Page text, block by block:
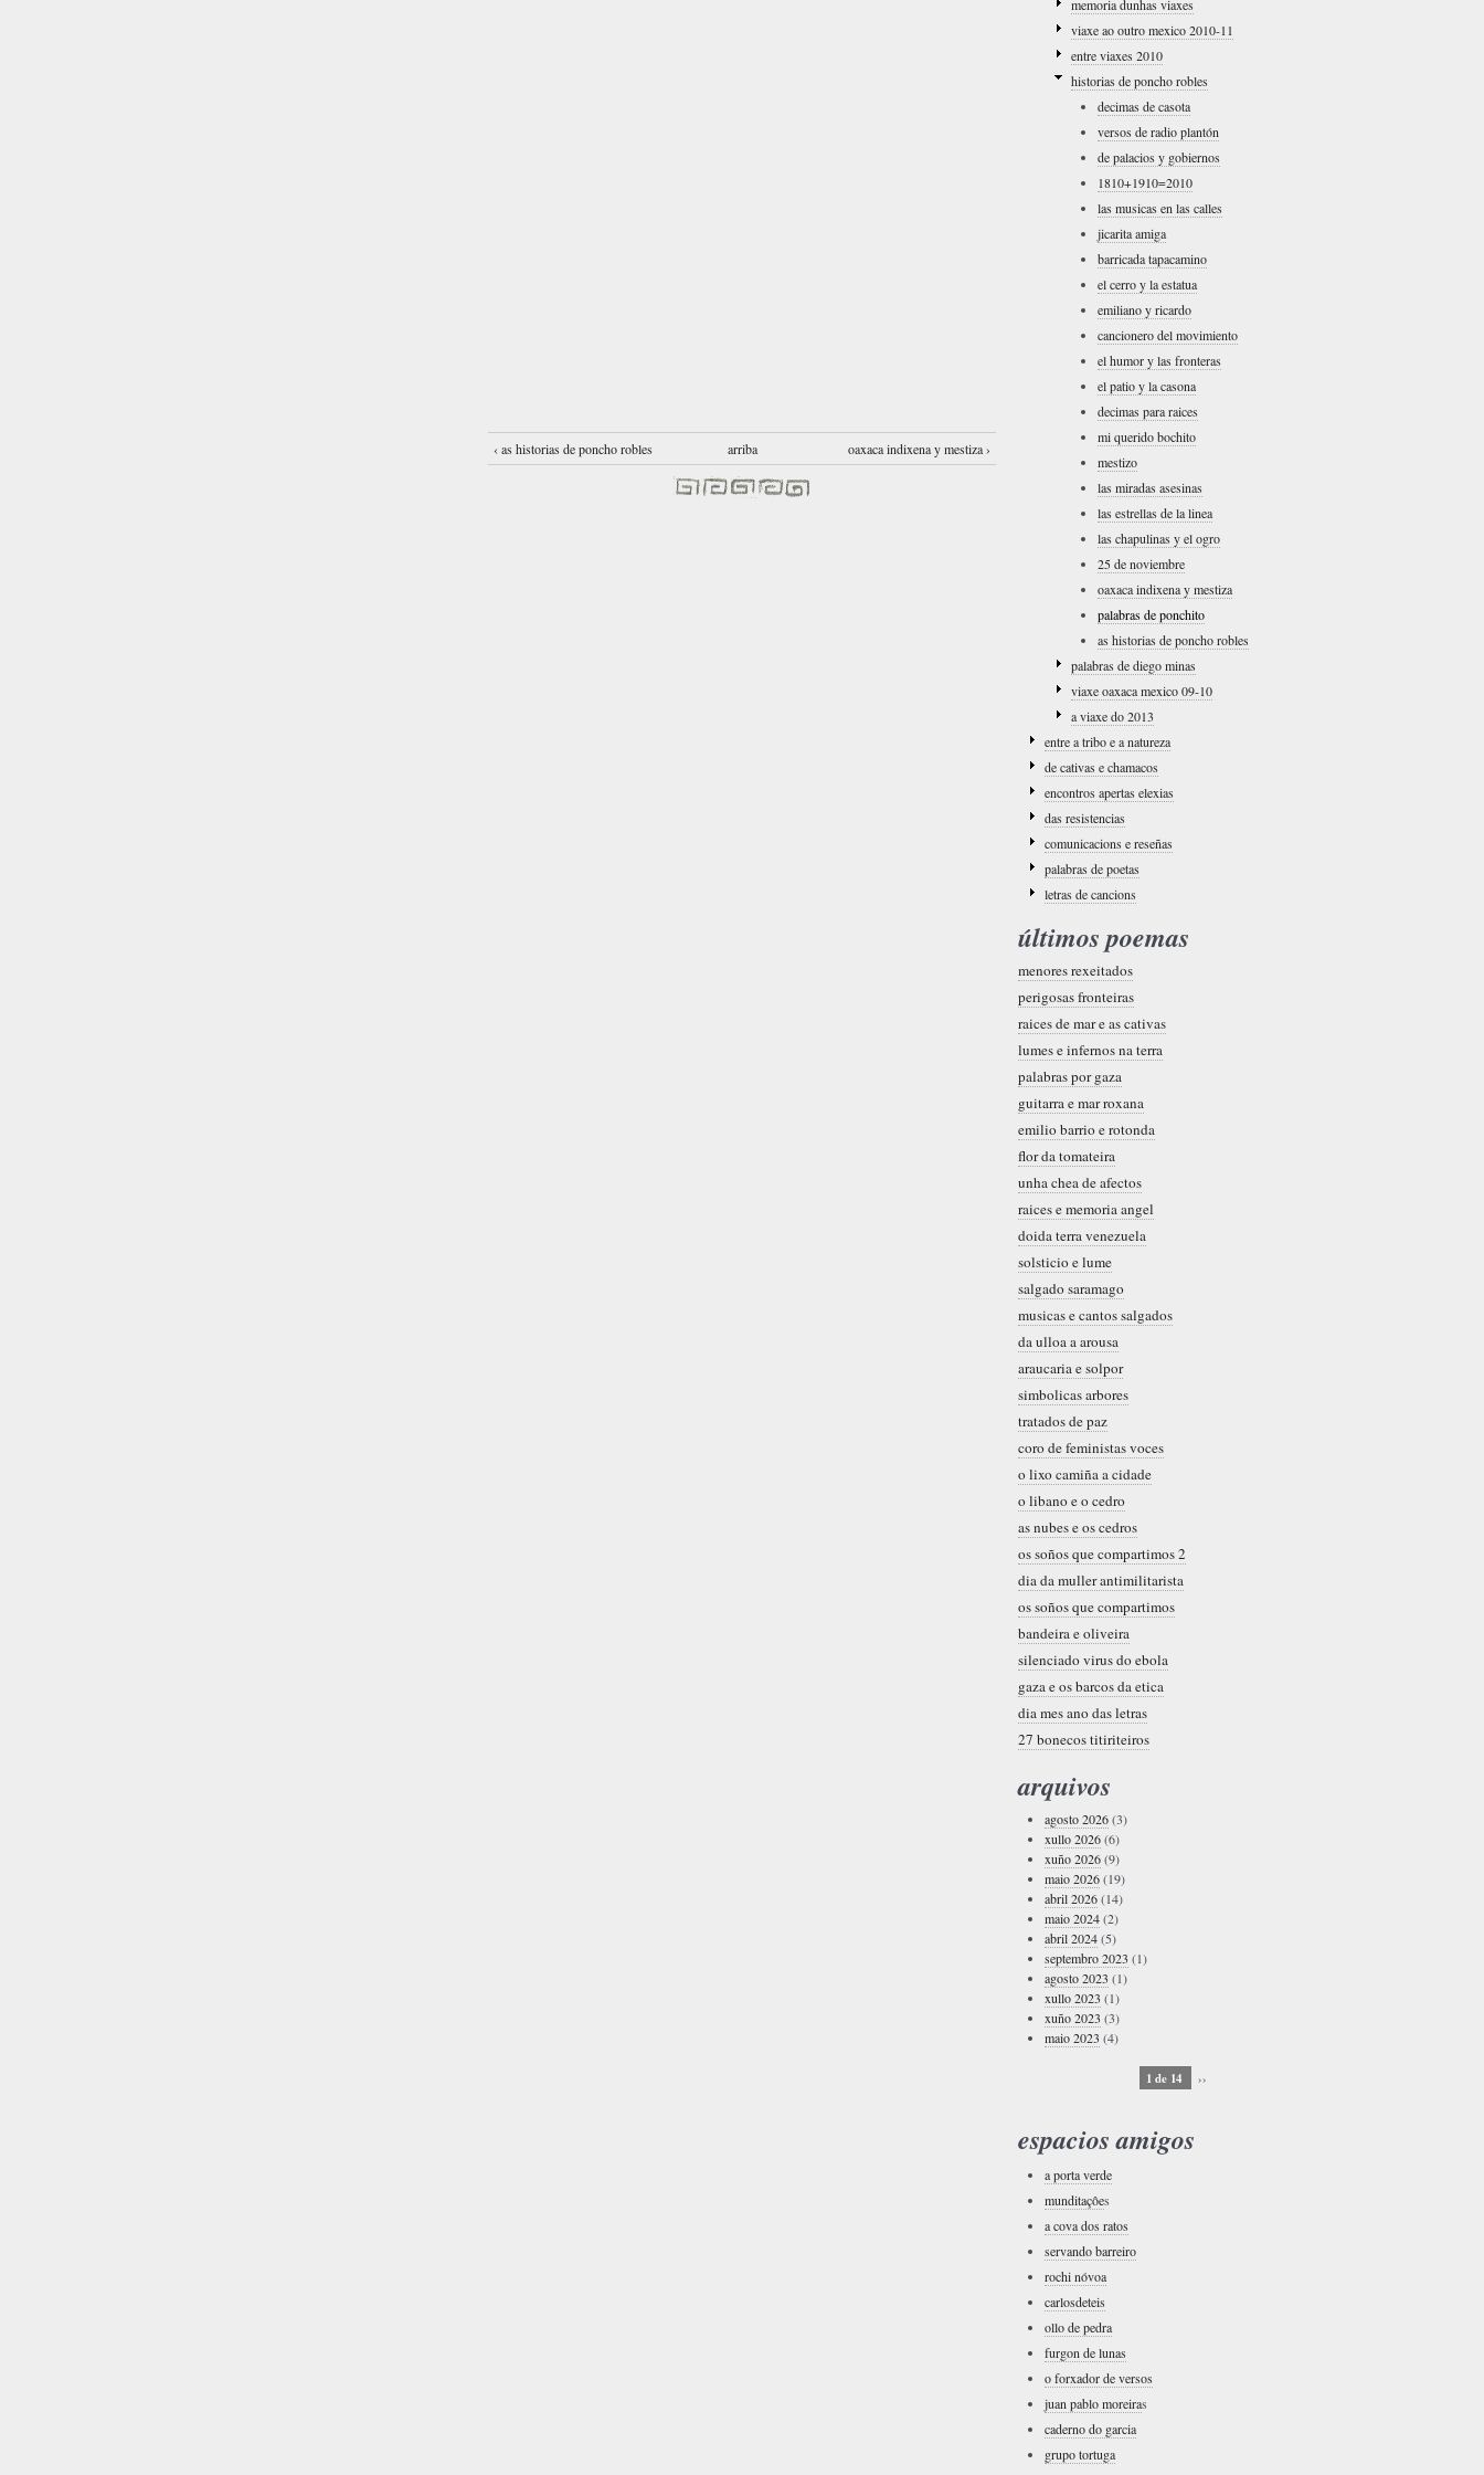
‹ as historias de poncho robles arriba oaxaca indixena y mestiza ›
memoria dunhas viaxes
viaxe ao outro mexico 2010-11
entre viaxes 2010
historias de poncho robles
decimas de casota
versos de radio plantón
de palacios y gobiernos
1810+1910=2010
las musicas en las calles
jicarita amiga
barricada tapacamino
el cerro y la estatua
emiliano y ricardo
cancionero del movimiento
el humor y las fronteras
el patio y la casona
decimas para raices
mi querido bochito
mestizo
las miradas asesinas
las estrellas de la linea
las chapulinas y el ogro
25 de noviembre
oaxaca indixena y mestiza
palabras de ponchito
as historias de poncho robles
palabras de diego minas
viaxe oaxaca mexico 09-10
a viaxe do 2013
entre a tribo e a natureza
de cativas e chamacos
encontros apertas elexias
das resistencias
comunicacions e reseñas
palabras de poetas
letras de cancions
últimos poemas
menores rexeitados
perigosas fronteiras
raices de mar e as cativas
lumes e infernos na terra
palabras por gaza
guitarra e mar roxana
emilio barrio e rotonda
flor da tomateira
unha chea de afectos
raices e memoria angel
doida terra venezuela
solsticio e lume
salgado saramago
musicas e cantos salgados
da ulloa a arousa
araucaria e solpor
simbolicas arbores
tratados de paz
coro de feministas voces
o lixo camiña a cidade
o libano e o cedro
as nubes e os cedros
os soños que compartimos 2
dia da muller antimilitarista
os soños que compartimos
bandeira e oliveira
silenciado virus do ebola
gaza e os barcos da etica
dia mes ano das letras
27 bonecos titiriteiros
arquivos
agosto 2026(3)
xullo 2026(6)
xuño 2026(9)
maio 2026(19)
abril 2026(14)
maio 2024(2)
abril 2024(5)
septembro 2023 (1)
agosto 2023 (1)
xullo 2023 (1)
xuño 2023 (3)
maio 2023 (4)
1 de 14 ››
espacios amigos
a porta verde
munditaçôes
a cova dos ratos
servando barreiro
rochi nóvoa
carlosdeteis
ollo de pedra
furgon de lunas
o forxador de versos
juan pablo moreiras
caderno do garcia
grupo tortuga